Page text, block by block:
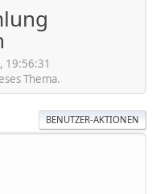
19:56:31
Thema.
BENUTZER-AKTIONEN